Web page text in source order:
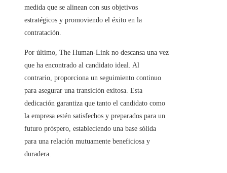
medida que se alinean con sus objetivos
estratégicos y promoviendo el éxito en la
contratación.
Por último, The Human-Link no descansa una vez
que ha encontrado al candidato ideal. Al
contrario, proporciona un seguimiento continuo
para asegurar una transición exitosa. Esta
dedicación garantiza que tanto el candidato como
la empresa estén satisfechos y preparados para un
futuro próspero, estableciendo una base sólida
para una relación mutuamente beneficiosa y
duradera.